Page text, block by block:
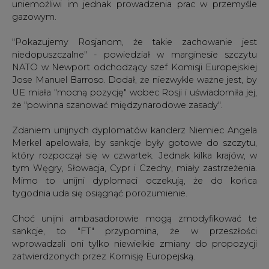
niedopuszczalne" - powiedział w marginesie szczytu
NATO w Newport odchodzący szef Komisji Europejskiej
UE miała "mocną pozycję" wobec Rosji i uświadomiła jej,
że "powinna szanować międzynarodowe zasady".
Zdaniem unijnych dyplomatów kanclerz Niemiec Angela
Merkel apelowała, by sankcje były gotowe do szczytu,
który rozpoczął się w czwartek. Jednak kilka krajów, w
Mimo to unijni dyplomaci oczekują, że do końca
tygodnia uda się osiągnąć porozumienie.
Choć unijni ambasadorowie mogą zmodyfikować te
sankcje, to "FT" przypomina, że w przeszłości
wprowadzali oni tylko niewielkie zmiany do propozycji
Oprócz nowych ograniczeń w sektorze energetycznym i
obronnym, możliwe będzie dodanie kolejnych nazwisk
do listy osób z zakazem wizowym i zamrożonymi